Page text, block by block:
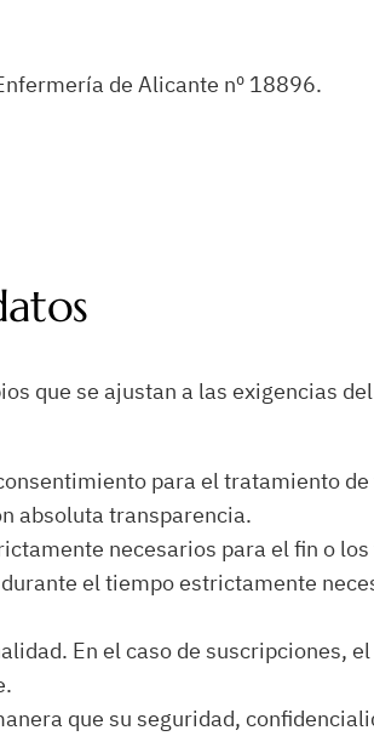
de Alicante nº 18896.
que se ajustan a las exigencias
para el tratamiento
absoluta transparencia.
necesarios para el fin o
el tiempo estrictamente
En el caso de suscripciones,
que su seguridad,